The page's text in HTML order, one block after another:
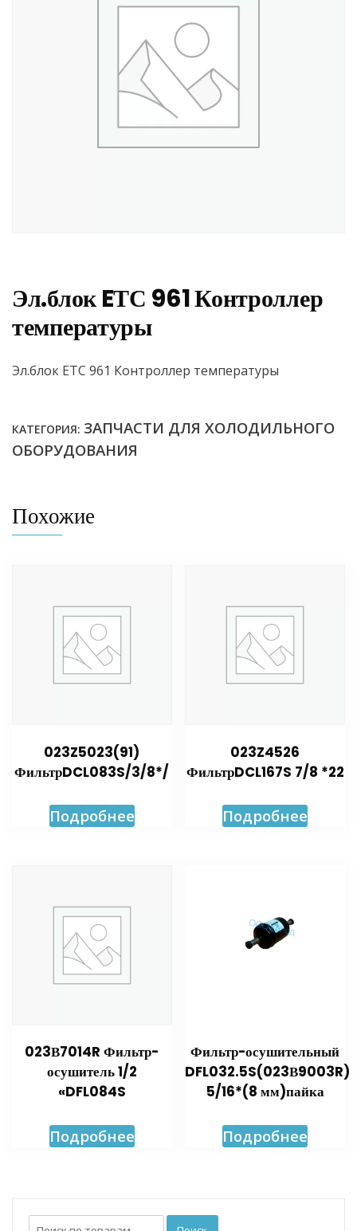
Эл.блок EТС 961 Контроллер
температуры
Эл.блок EТС 961 Контроллер температуры
КАТЕГОРИЯ: ЗАПЧАСТИ ДЛЯ ХОЛОДИЛЬНОГО
ОБОРУДОВАНИЯ
Похожие
023Z5023(91)
ФильтрDCL083S/3/8*/
Подробнее
023Z4526
ФильтрDCL167S 7/8 *22
Подробнее
023В7014R Фильтр-
осушитель 1/2
«DFL084S
Подробнее
Фильтр-осушительный
DFL032.5S(023В9003R)
5/16*(8 мм)пайка
Подробнее
Искать: